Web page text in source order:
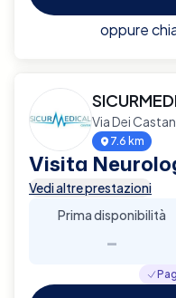
oppure
Via Dei
7.6 km
Visita
Vedi altre prestazioni
Prima disponibilità
-